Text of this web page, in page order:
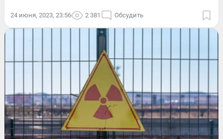
24 июня, 2023, 23:56 2 381 Обсудить